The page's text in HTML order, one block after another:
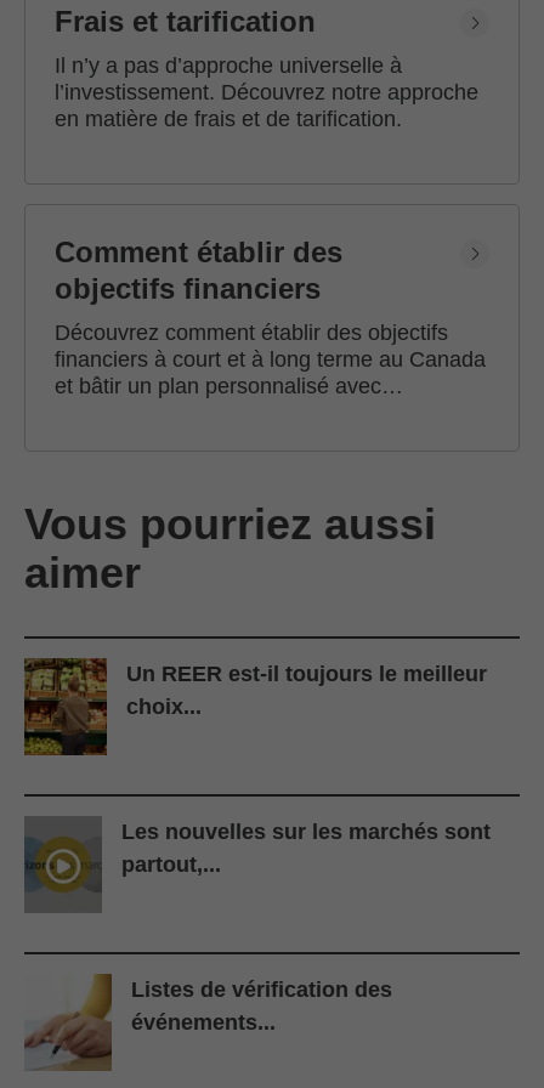
Frais et tarification
Il n’y a pas d’approche universelle à
l’investissement. Découvrez notre approche
en matière de frais et de tarification.
Comment établir des
objectifs financiers
Découvrez comment établir des objectifs
financiers à court et à long terme au Canada
et bâtir un plan personnalisé avec
Vous pourriez aussi
aimer
Un REER est-il toujours le meilleur
choix...
Les nouvelles sur les marchés sont
partout,...
Listes de vérification des
événements...